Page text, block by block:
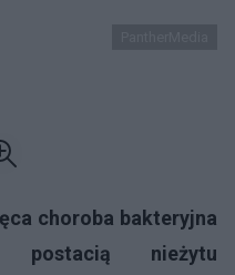
choroba bakteryjna
postacią nieżytu